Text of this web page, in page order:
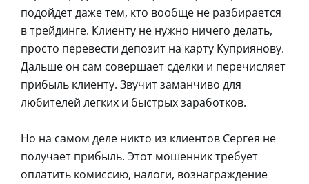
подойдет даже тем, кто вообще не разбирается
в трейдинге. Клиенту не нужно ничего делать,
просто перевести депозит на карту Куприянову.
Дальше он сам совершает сделки и перечисляет
прибыль клиенту. Звучит заманчиво для
любителей легких и быстрых заработков.
Но на самом деле никто из клиентов Сергея не
получает прибыль. Этот мошенник требует
оплатить комиссию, налоги, вознаграждение